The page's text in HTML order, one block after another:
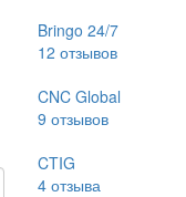
Bringo 24/7
12 отзывов
CNC Global
9 отзывов
CTIG
4отзыва